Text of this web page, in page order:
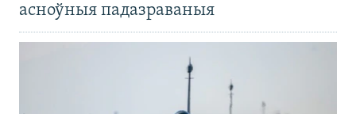
асноўныя падазраваныя